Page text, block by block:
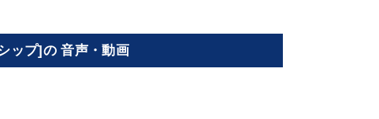
ップ]の 音声・動画